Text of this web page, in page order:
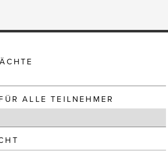
ALLE TEILNEHMER